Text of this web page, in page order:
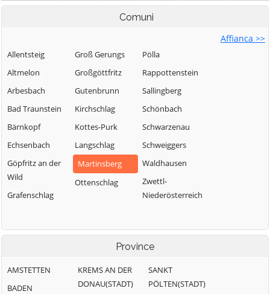
Comuni
Affianca >>
Allentsteig
Altmelon
Arbesbach
Bad Traunstein
Bärnkopf
Echsenbach
Göpfritz an der
Wild
Grafenschlag
Groß Gerungs
Großgöttfritz
Gutenbrunn
Kirchschlag
Kottes-Purk
Langschlag
Martinsberg
Ottenschlag
Pölla
Rappottenstein
Sallingberg
Schönbach
Schwarzenau
Schweiggers
Waldhausen
Zwettl-
Niederösterreich
Province
AMSTETTEN
BADEN
KREMS AN DER
DONAU(STADT)
SANKT
PÖLTEN(STADT)